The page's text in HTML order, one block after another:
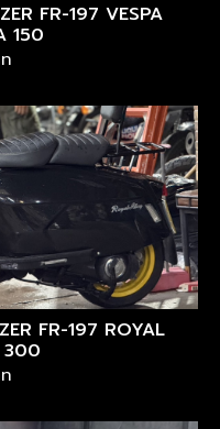
FR-197 VESPA
150
FR-197 ROYAL
300